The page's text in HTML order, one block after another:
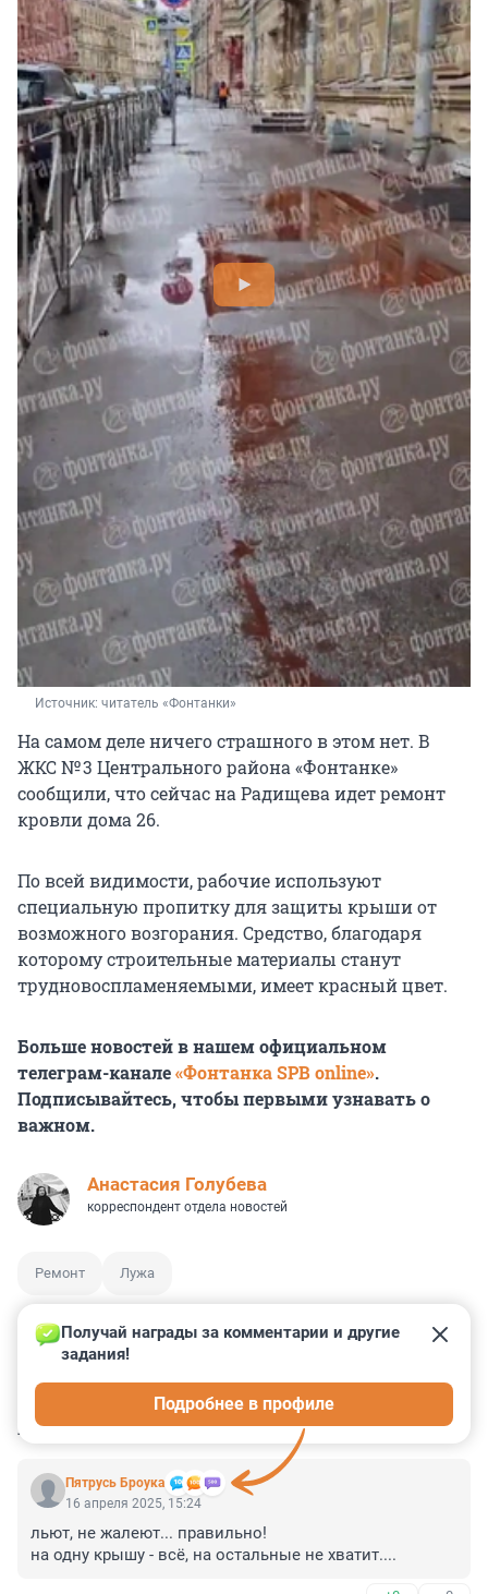
Источник: читатель «Фонтанки»
На самом деле ничего страшного в этом нет. В
ЖКС № 3 Центрального района «Фонтанке»
сообщили, что сейчас на Радищева идет ремонт
кровли дома 26.
По всей видимости, рабочие используют
специальную пропитку для защиты крыши от
возможного возгорания. Средство, благодаря
которому строительные материалы станут
трудновоспламеняемыми, имеет красный цвет.
Больше новостей в нашем официальном
телеграм-канале«Фонтанка SPB online».
Подписывайтесь, чтобы первыми узнавать о
важном.
Анастасия Голубева
корреспондент отдела новостей
Ремонт Лужа
КОММЕНТАРИИ 13
Пятрусь Броука
Получай награды за комментарии и другие
задания!
Подробнее в профиле
16 апреля 2025, 15:24
льют, не жалеют... правильно!
на одну крышу - всё, на остальные не хватит....